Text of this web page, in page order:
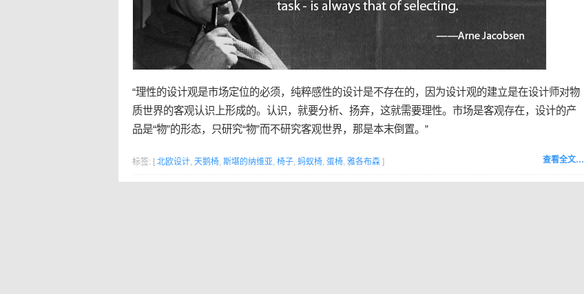
“理性的设计观是市场定位的必须，纯粹感性的设计是不存在的，因为设计观的建立是在设计师对物
质世界的客观认识上形成的。认识，就要分析、扬弃，这就需要理性。市场是客观存在，设计的产
品是“物”的形态，只研究“物”而不研究客观世界，那是本末倒置。”
查看全文…
标签: [ 北欧设计, 天鹅椅, 斯堪的纳维亚, 椅子, 蚂蚁椅, 蛋椅, 雅各布森 ]